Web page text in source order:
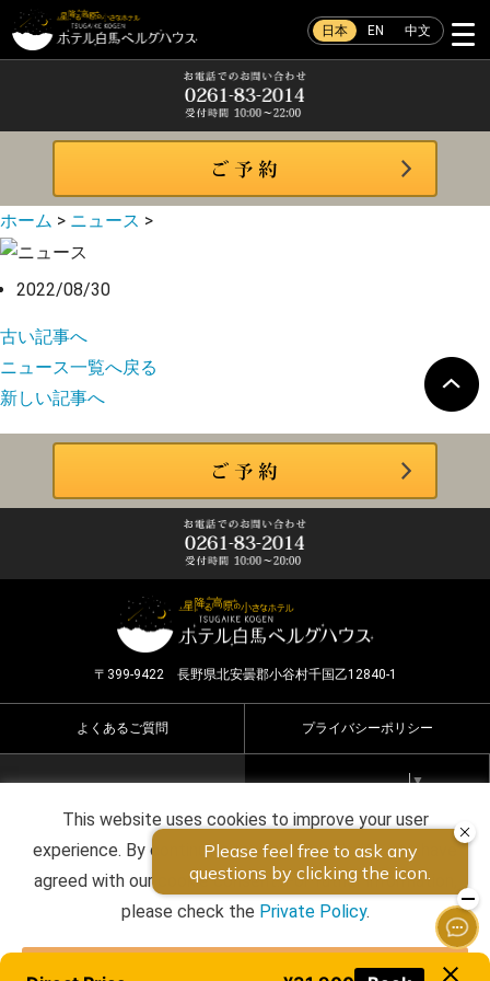
日本 EN 中文
ホーム > ニュース >
2022/08/30
古い記事へ
ニュース一覧へ戻る
新しい記事へ
〒399-9422 長野県北安曇郡小谷村千国乙12840-1
よくあるご質問 プライバシーポリシー
Select Language ▼
Copyright ©2026 HOTEL HAKUBA BERGHAUS all rights
reserved.
This website uses cookies to improve your user
experience. By continuing to use this website, you have
agreed with our cookie consent. For futher information,
please check the Private Policy.